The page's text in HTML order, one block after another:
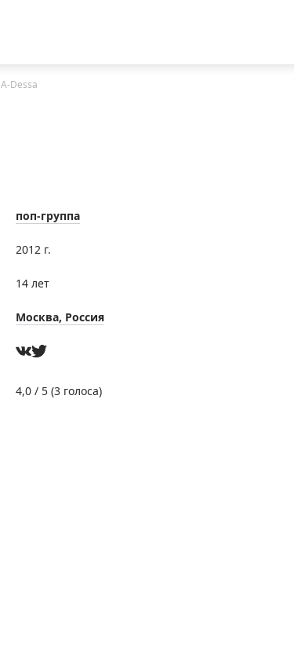
A-Dessa
поп-группа
2012 г.
14 лет
Москва, Россия
4,0 / 5 (3 голоса)